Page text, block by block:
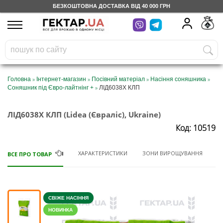
БЕЗКОШТОВНА ДОСТАВКА ВІД 40 000 ГРН
UA
На вашому
бонусному рахунку
грн
Безкоштовно по Україні
Категорії
Щоденник
Відгуки
Головна » Інтернет-магазин » Посівний матеріал » Насіння соняшника »
Соняшник під Євро-лайтнінг + » ЛІД6038Х КЛП
ЛІД6038Х КЛП (Lidea (Євраліс), Ukraine)
Код: 10519
ВСЕ ПРО ТОВАР ХАРАКТЕРИСТИКИ ЗОНИ ВИРОЩУВАННЯ
СВІЖЕ НАСІННЯ
НОВИНКА